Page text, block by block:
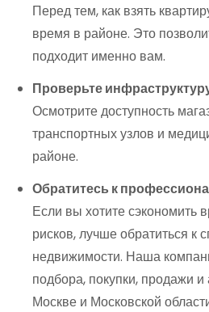
Перед тем, как взять
время в районе. Это
подходит именно вам.
Проверьте
Осмотрите доступность
транспортных узлов и
районе.
Обратитесь к
Если вы хотите сэкономить
рисков, лучше обратиться к
недвижимости. Наша
подбора, покупки, продажи
Москве и Московской